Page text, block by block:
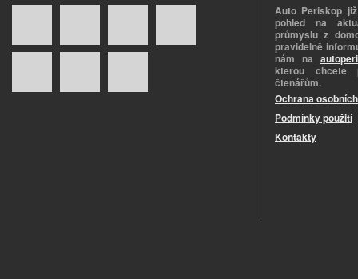
Auto Periskop
pohled na
průmyslu z
pravidelně
nám na
kterou chcete
čtenářům.
Ochrana
Podmínky použití
Kontakty